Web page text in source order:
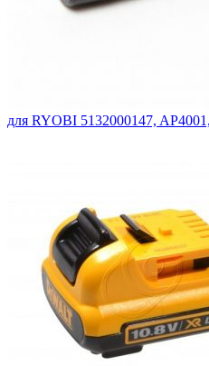
для RYOBI 5132000147,